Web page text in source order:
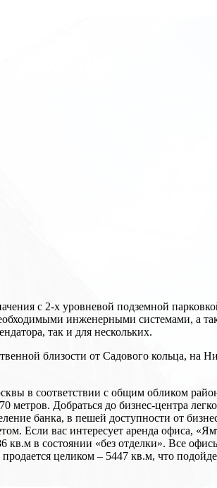
с 2-х уровневой подземной
инженерными системами, а
так и для нескольких.
близости от Садового кольца, на
в соответствии с общим обликом
метров. Добраться до бизнес-центра
банка, в пешей доступности от
Если вас интересует аренда офиса,
в состоянии «без отделки». Все
целиком – 5447 кв.м, что